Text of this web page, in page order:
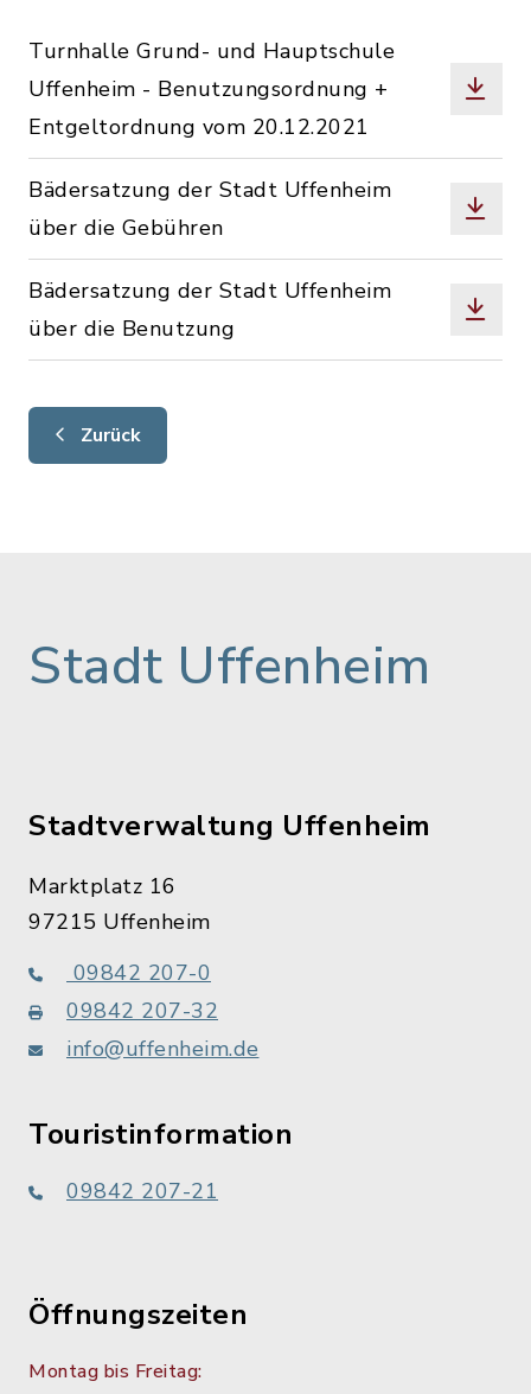
Turnhalle Grund- und Hauptschule
Uffenheim - Benutzungsordnung +
Entgeltordnung vom 20.12.2021
Bädersatzung der Stadt Uffenheim
über die Gebühren
Bädersatzung der Stadt Uffenheim
über die Benutzung
Zurück
Stadt Uffenheim
Stadtverwaltung Uffenheim
Marktplatz 16
97215 Uffenheim
09842 207-0
09842 207-32
info@uffenheim.de
Touristinformation
09842 207-21
Öffnungszeiten
Montag bis Freitag: